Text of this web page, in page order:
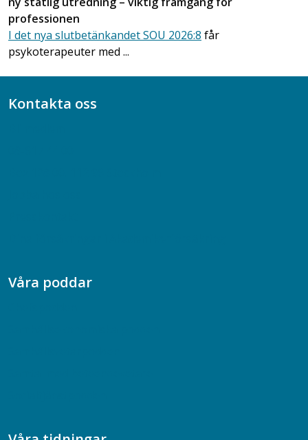
professionen
I det nya slutbetänkandet SOU 2026:8 får
psykoterapeuter med ...
Kontakta oss
Våra poddar